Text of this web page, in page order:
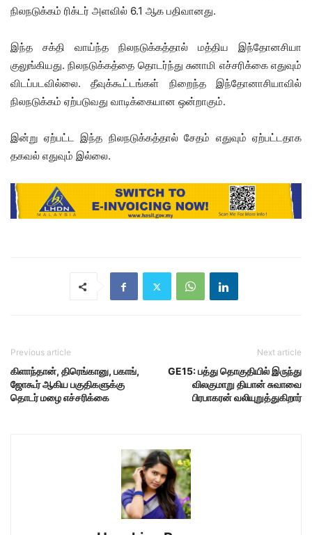
நிலநடுக்கம் ரிக்டர் அளவில் 6.1 ஆக பதிவானது.
இந்த சக்தி வாய்ந்த நிலநடுக்கத்தால் மத்திய இந்தோனசியா
குலுங்கியது. நிலநடுக்கத்தை தொடர்ந்து சுனாமி எச்சரிக்கை எதுவும்
விடப்படவில்லை. தீவுக்கூட்டங்கள் நிறைந்த இந்தோனாசியாவில்
நிலநடுக்கம் ஏற்படுவது வாடிக்கையான ஒன்றாகும்.
இன்று ஏற்பட்ட இந்த நிலநடுக்கத்தால் சேதம் எதுவும் ஏற்பட்டதாக
தகவல் எதுவும் இல்லை.
Previous article
கிளாந்தான், திரெங்கானு, பகாங்,
ஜோகூர் ஆகிய பகுதிகளுக்கு
தொடர் மழை எச்சரிக்கை
Next article
GE15: பத்து தொகுதியில் இருந்து
விலகுமாறு தியான் சுவாவை
பிரபாகரன் வலியுறுத்துகிறார்